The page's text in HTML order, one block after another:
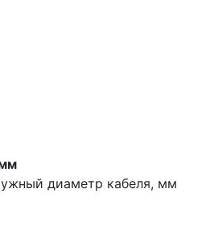
диаметр кабеля, мм